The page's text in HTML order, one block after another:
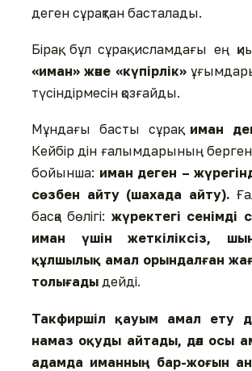
деген сұрақтан басталады.
Бірақ, бұл сұрақ исламдағы ең
«иман» және «күпірлік»
түсіндірмесін қозғайды.
Мұндағы басты сұрақ:иман
Кейбір дін ғалымдарының
бойынша: иман деген –
сөзбен айту (шахада айту).
басқа бөлігі: жүректегі сенімді
иман үшін жеткіліксіз,
құлшылық амал орындалған
толығады дейді.
Такфиршіл қауым амал ету
намаз оқуды айтады, дәл осы
адамда иманның бар-жоғын